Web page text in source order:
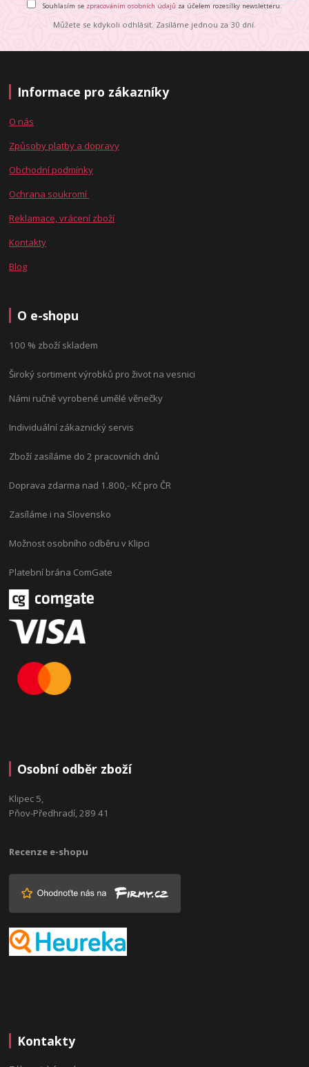
Souhlasím se zpracováním osobních údajů za účelem rozesílky newsletteru.
Můžete se kdykoli odhlásit. Zasíláme jednou za 30 dní.
Informace pro zákazníky
O nás
Způsoby platby a dopravy
Obchodní podmínky
Ochrana soukromí
Reklamace, vrácení zboží
Kontakty
Blog
O e-shopu
100 % zboží skladem
Široký sortiment výrobků pro život na vesnici
Námi ručně vyrobené umělé věnečky
Individuální zákaznický servis
Zboží zasíláme do 2 pracovních dnů
Doprava zdarma nad 1.800,- Kč pro ČR
Zasíláme i na Slovensko
Možnost osobního odběru v Klipci
Platební brána ComGate
Osobní odběr zboží
Klipec 5,
Pňov-Předhradí, 289 41
Recenze e-shopu
Kontakty